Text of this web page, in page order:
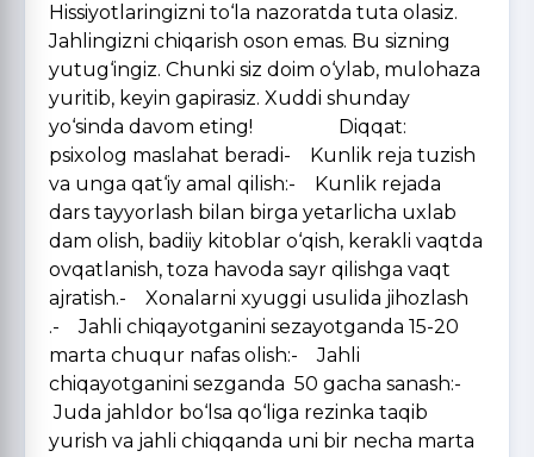
Hissiyotlaringizni to‘la nazoratda tuta olasiz.
Jahlingizni chiqarish oson emas. Bu sizning
yutug‘ingiz. Chunki siz doim o‘ylab, mulohaza
yuritib, keyin gapirasiz. Xuddi shunday
yo‘sinda davom eting! Diqqat:
psixolog maslahat beradi- Kunlik reja tuzish
va unga qat‘iy amal qilish:- Kunlik rejada
dars tayyorlash bilan birga yetarlicha uxlab
dam olish, badiiy kitoblar o‘qish, kerakli vaqtda
ovqatlanish, toza havoda sayr qilishga vaqt
ajratish.- Xonalarni xyuggi usulida jihozlash
.- Jahli chiqayotganini sezayotganda 15-20
marta chuqur nafas olish:- Jahli
chiqayotganini sezganda 50 gacha sanash:-
Juda jahldor bo‘lsa qo‘liga rezinka taqib
yurish va jahli chiqqanda uni bir necha marta